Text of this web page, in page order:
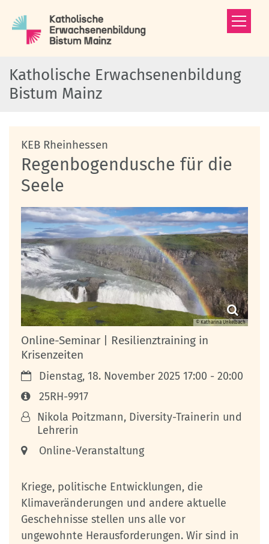
Katholische Erwachsenenbildung
Bistum Mainz
KEB Rheinhessen
Regenbogendusche für die
Seele
© Katharina Unkelbach
Online-Seminar | Resilienztraining in
Krisenzeiten
Datum:Dienstag, 18. November 2025 17:00 - 20:00
Art bzw. Nummer:
25RH-9917
Von:Nikola Poitzmann, Diversity-Trainerin und
Lehrerin
Ort: Online-Veranstaltung
Kriege, politische Entwicklungen, die
Klimaveränderungen und andere aktuelle
Geschehnisse stellen uns alle vor
ungewohnte Herausforderungen. Wir sind in